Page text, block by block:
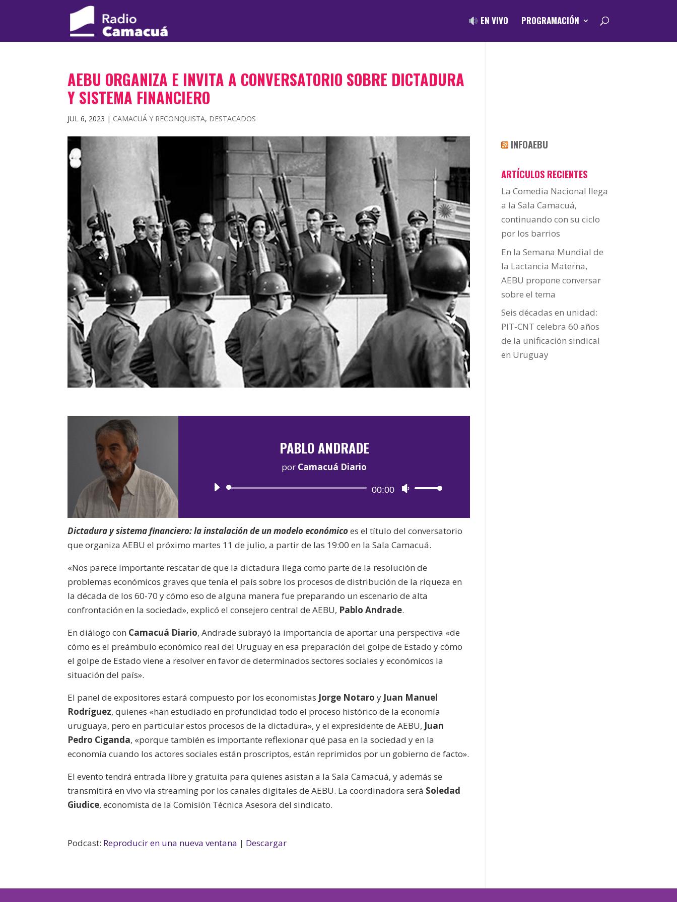
EN VIVO PROGRAMACIÓN
AEBU ORGANIZA E INVITA A CONVERSATORIO SOBRE DICTADURA
Y SISTEMA FINANCIERO
JUL 6, 2023 | CAMACUÁ Y RECONQUISTA, DESTACADOS
PABLO ANDRADE
por Camacuá Diario
Reproductor
audio
00:00
Utiliza
teclas
de
flecha
para
aumentar
o
el
volumen.
Dictadura y sistema financiero: la instalación de un modelo económicoes el título del conversatorio
que organiza AEBU el próximo martes 11 de julio, a partir de las 19:00 en la Sala Camacuá.
«Nos parece importante rescatar de que la dictadura llega como parte de la resolución de
problemas económicos graves que tenía el país sobre los procesos de distribución de la riqueza en
la década de los 60-70 y cómo eso de alguna manera fue preparando un escenario de alta
confrontación en la sociedad», explicó el consejero central de AEBU, Pablo Andrade.
En diálogo con Camacuá Diario, Andrade subrayó la importancia de aportar una perspectiva «de
cómo es el preámbulo económico real del Uruguay en esa preparación del golpe de Estado y cómo
el golpe de Estado viene a resolver en favor de determinados sectores sociales y económicos la
situación del país».
El panel de expositores estará compuesto por los economistas Jorge Notaro y Juan Manuel
Rodríguez, quienes «han estudiado en profundidad todo el proceso histórico de la economía
uruguaya, pero en particular estos procesos de la dictadura», y el expresidente de AEBU, Juan
Pedro Ciganda, «porque también es importante reflexionar qué pasa en la sociedad y en la
economía cuando los actores sociales están proscriptos, están reprimidos por un gobierno de facto».
El evento tendrá entrada libre y gratuita para quienes asistan a la Sala Camacuá, y además se
transmitirá en vivo vía streaming por los canales digitales de AEBU. La coordinadora será Soledad
Giudice, economista de la Comisión Técnica Asesora del sindicato.
Podcast: Reproducir en una nueva ventana | Descargar
INFOAEBU
ARTÍCULOS RECIENTES
La Comedia Nacional llega
a la Sala Camacuá,
continuando con su ciclo
por los barrios
En la Semana Mundial de
la Lactancia Materna,
AEBU propone conversar
sobre el tema
Seis décadas en unidad:
PIT-CNT celebra 60 años
de la unificación sindical
en Uruguay